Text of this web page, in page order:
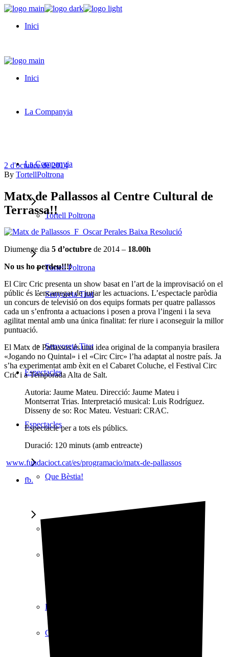
Skip
Inici
La Companyia
Tortell Poltrona
Senyoreta Titat
Espectacles
Que Bèstia!
Grimègies
Inici
La Companyia
Tortell Poltrona
Senyoreta Titat
Espectacles
Post-Clàssic
2 d'octubre de 2014
By TortellPoltrona
Matx de Pallassos al Centre Cultural de
Terrassa!!
Diumenge dia 5 d’octubre de 2014 – 18.00h
No us ho perdeu!!!!
El Circ Cric presenta un show basat en l’art de la improvisació on el
públic és l’encarregat de jutjar les actuacions. L’espectacle paròdia
un concurs de televisió on dos equips formats per quatre pallassos
cada un s’enfronta a actuacions i posen a prova l’ingeni i la seva
agilitat mental amb una única finalitat: fer riure i aconseguir la millor
puntuació.
El Matx de Pallassos és una idea original de la companyia brasilera
«Jogando no Quintal» i el «Circ Circ» l’ha adaptat al nostre país. Ja
s’ha experimentat amb èxit en el Cabaret Coluche, el Festival Circ
Cric i a Temporada Alta de Salt.
Autoria: Jaume Mateu. Direcció: Jaume Mateu i
Montserrat Trias. Interpretació musical: Luis Rodríguez.
Disseny de so: Roc Mateu. Vestuari: CRAC.
Espectacle per a tots els públics.
Duració: 120 minuts (amb entreacte)
www.fundacioct.cat/es/programacio/matx-de-pallassos
fb.